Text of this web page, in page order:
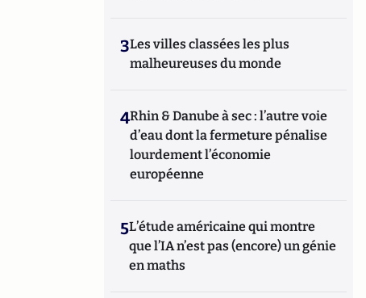
3Les villes classées les plus
malheureuses du monde
4Rhin & Danube à sec : l’autre voie
d’eau dont la fermeture pénalise
lourdement l’économie
européenne
5L’étude américaine qui montre
que l’IA n’est pas (encore) un génie
en maths